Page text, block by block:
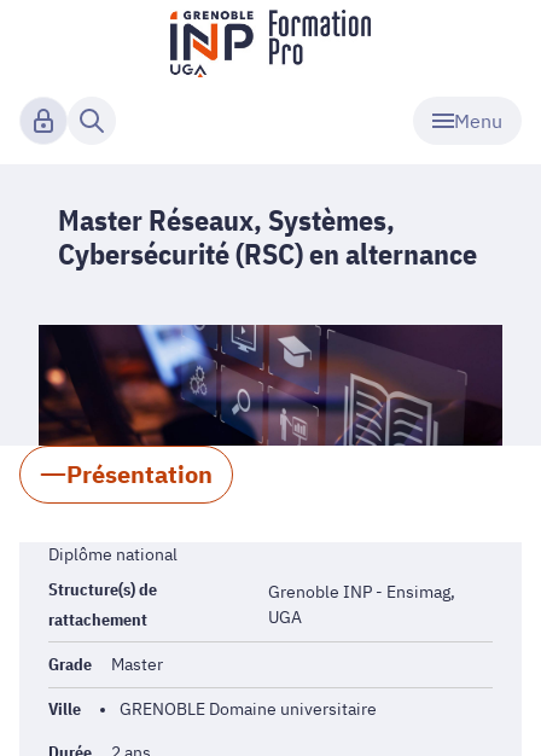
Menu
Master Réseaux, Systèmes,
Cybersécurité (RSC) en alternance
Présentation
Diplôme national
Structure(s) de
rattachement
Grenoble INP - Ensimag,
UGA
Grade Master
Ville GRENOBLE Domaine universitaire